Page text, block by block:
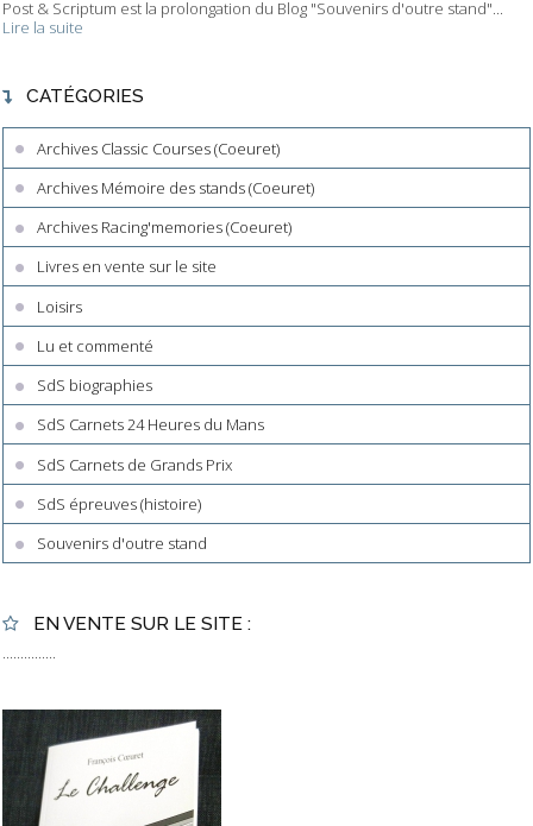
Post & Scriptum est la prolongation du Blog "Souvenirs d'outre stand"...
Lire la suite
CATÉGORIES
Archives Classic Courses (Coeuret)
Archives Mémoire des stands (Coeuret)
Archives Racing'memories (Coeuret)
Livres en vente sur le site
Loisirs
Lu et commenté
SdS biographies
SdS Carnets 24 Heures du Mans
SdS Carnets de Grands Prix
SdS épreuves (histoire)
Souvenirs d'outre stand
EN VENTE SUR LE SITE :
...............